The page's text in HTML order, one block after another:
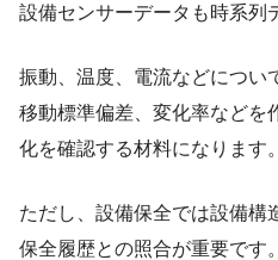
設備センサーデータも時系列
振動、温度、電流などについ
移動標準偏差、変化率などを
化を確認する材料になります。
ただし、設備保全では設備構
保全履歴との照合が重要です。